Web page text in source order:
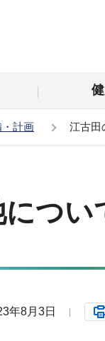
計画 江古田
つい
年8月3日